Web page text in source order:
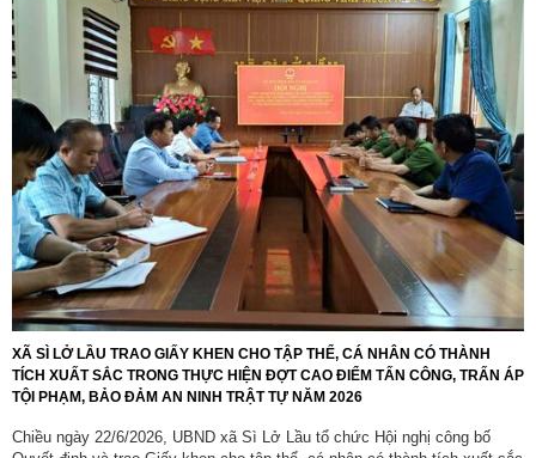
XÃ SÌ LỞ LẦU TRAO GIẤY KHEN CHO TẬP THỂ, CÁ NHÂN CÓ THÀNH
TÍCH XUẤT SẮC TRONG THỰC HIỆN ĐỢT CAO ĐIỂM TẤN CÔNG, TRẤN ÁP
TỘI PHẠM, BẢO ĐẢM AN NINH TRẬT TỰ NĂM 2026
Chiều ngày 22/6/2026, UBND xã Sì Lở Lầu tổ chức Hội nghị công bố